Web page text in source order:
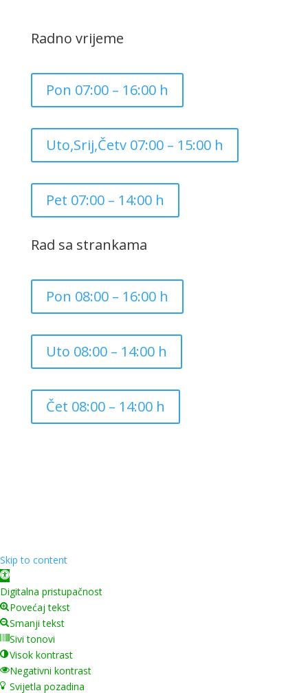
Radno vrijeme
Pon 07:00 – 16:00 h
Uto,Srij,Četv 07:00 – 15:00 h
Pet 07:00 – 14:00 h
Rad sa strankama
Pon 08:00 – 16:00 h
Uto 08:00 – 14:00 h
Čet 08:00 – 14:00 h
Skip to content
Open toolbar
Digitalna pristupačnost
Povećaj tekst
Smanji tekst
Sivi tonovi
Visok kontrast
Negativni kontrast
Svijetla pozadina